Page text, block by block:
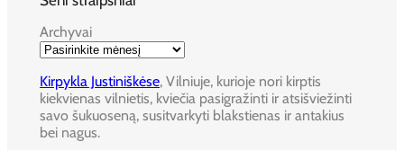
Archyvai
Kirpykla Justiniškėse, Vilniuje, kurioje nori kirptis
kiekvienas vilnietis, kviečia pasigražinti ir atsišviežinti
savo šukuoseną, susitvarkyti blakstienas ir antakius
bei nagus.